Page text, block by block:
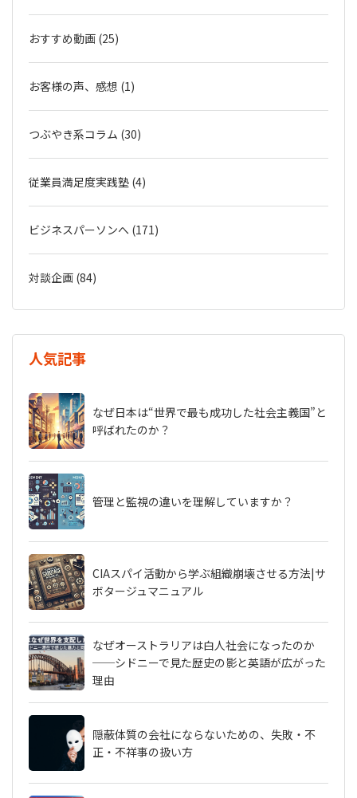
おすすめ動画 (25)
お客様の声、感想 (1)
つぶやき系コラム (30)
従業員満足度実践塾 (4)
ビジネスパーソンへ (171)
対談企画 (84)
人気記事
なぜ日本は“世界で最も成功した社会主義国”と
呼ばれたのか？
管理と監視の違いを理解していますか？
CIAスパイ活動から学ぶ組織崩壊させる方法|サ
ボタージュマニュアル
なぜオーストラリアは白人社会になったのか
──シドニーで見た歴史の影と英語が広がった
理由
隠蔽体質の会社にならないための、失敗・不
正・不祥事の扱い方